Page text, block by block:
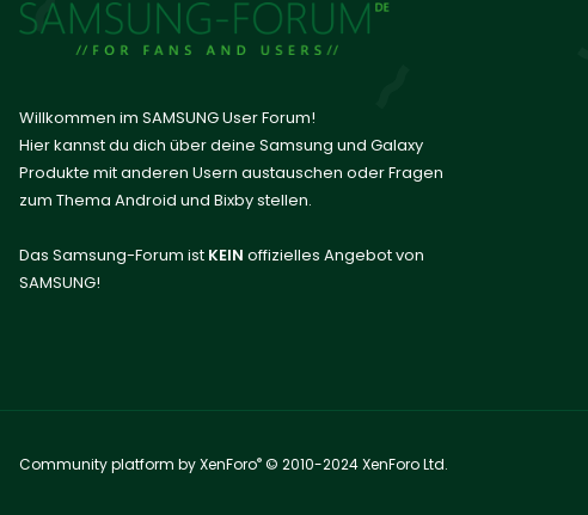
Willkommen im SAMSUNG User Forum!
Hier kannst du dich über deine Samsung und Galaxy
Produkte mit anderen Usern austauschen oder Fragen
zum Thema Android und Bixby stellen.
Das Samsung-Forum ist KEIN offizielles Angebot von
SAMSUNG!
Community platform by XenForo® © 2010-2024 XenForo Ltd.